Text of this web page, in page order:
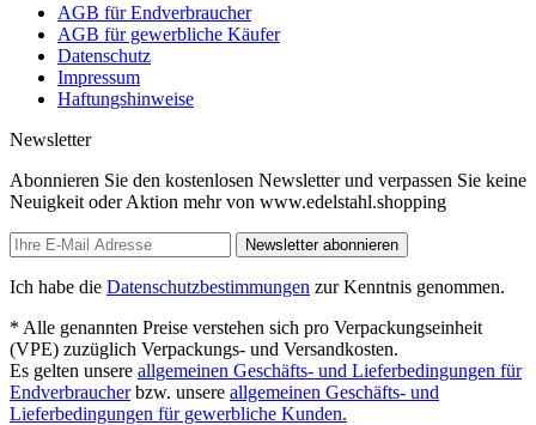
AGB für Endverbraucher
AGB für gewerbliche Käufer
Datenschutz
Impressum
Haftungshinweise
Newsletter
Abonnieren Sie den kostenlosen Newsletter und verpassen Sie keine
Neuigkeit oder Aktion mehr von www.edelstahl.shopping
Newsletter abonnieren
Ich habe die Datenschutzbestimmungen zur Kenntnis genommen.
* Alle genannten Preise verstehen sich pro Verpackungseinheit
(VPE) zuzüglich Verpackungs- und Versandkosten.
Es gelten unsere allgemeinen Geschäfts- und Lieferbedingungen für
Endverbraucherbzw. unsere allgemeinen Geschäfts- und
Lieferbedingungen für gewerbliche Kunden.